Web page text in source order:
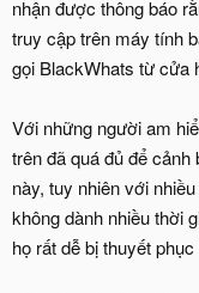
nhận được thông báo
truy cập trên máy tính
gọi BlackWhats từ cửa
Với những người am
trên đã quá đủ để
này, tuy nhiên với
không dành nhiều thời
họ rất dễ bị thuyết